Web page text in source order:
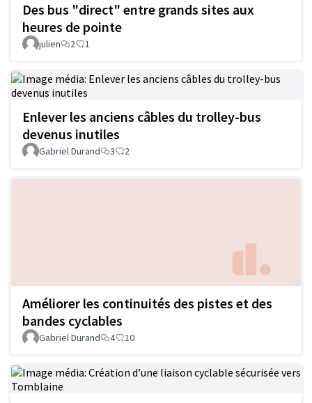
Des bus "direct" entre grands sites aux
heures de pointe
julien 2 1
Enlever les anciens câbles du trolley-bus
devenus inutiles
Gabriel Durand 3 2
Améliorer les continuités des pistes et des
bandes cyclables
Gabriel Durand 4 10